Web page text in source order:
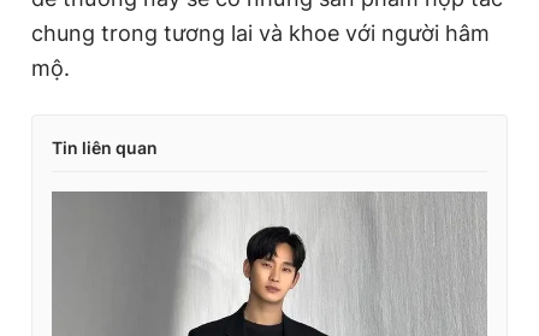
chung trong tương lai và khoe với người hâm
mộ.
Tin liên quan